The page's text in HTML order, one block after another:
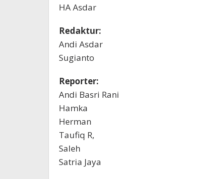
HA Asdar
Redaktur:
Andi Asdar
Sugianto
Reporter:
Andi Basri Rani
Hamka
Herman
Taufiq R,
Saleh
Satria Jaya